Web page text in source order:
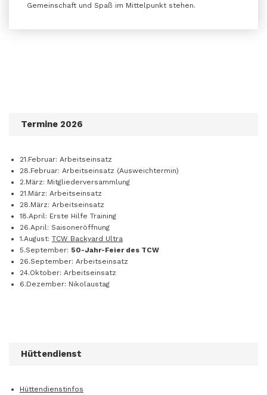
Gemeinschaft und Spaß im Mittelpunkt stehen.
Termine 2026
21.Februar: Arbeitseinsatz
28.Februar: Arbeitseinsatz (Ausweichtermin)
2.März: Mitgliederversammlung
21.März: Arbeitseinsatz
28.März: Arbeitseinsatz
18.April: Erste Hilfe Training
26.April: Saisoneröffnung
1.August: TCW Backyard Ultra
5.September: 50-Jahr-Feier des TCW
26.September: Arbeitseinsatz
24.Oktober: Arbeitseinsatz
6.Dezember: Nikolaustag
Hüttendienst
Hüttendienstinfos